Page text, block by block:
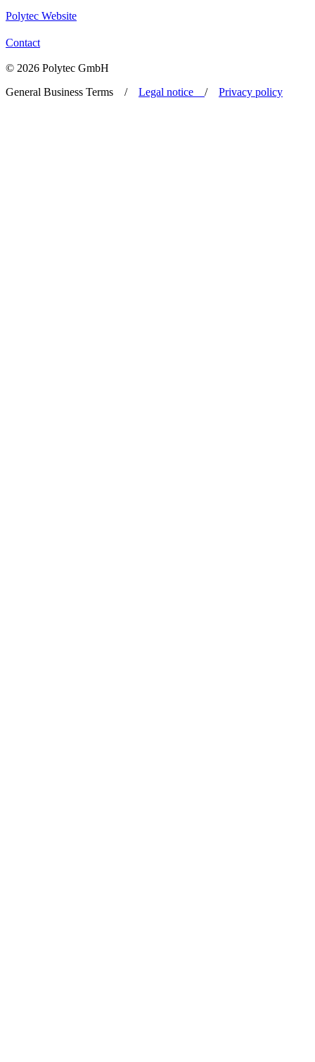
Polytec Website
Contact
© 2026 Polytec GmbH
General Business Terms / Legal notice / Privacy policy